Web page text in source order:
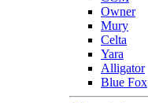
Owner
Mury
Celta
Yara
Alligator
Blue Fox